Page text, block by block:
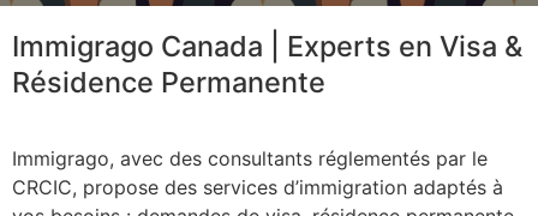
Immigrago Canada | Experts en Visa &
Résidence Permanente
Immigrago, avec des consultants réglementés par le
CRCIC, propose des services d’immigration adaptés à